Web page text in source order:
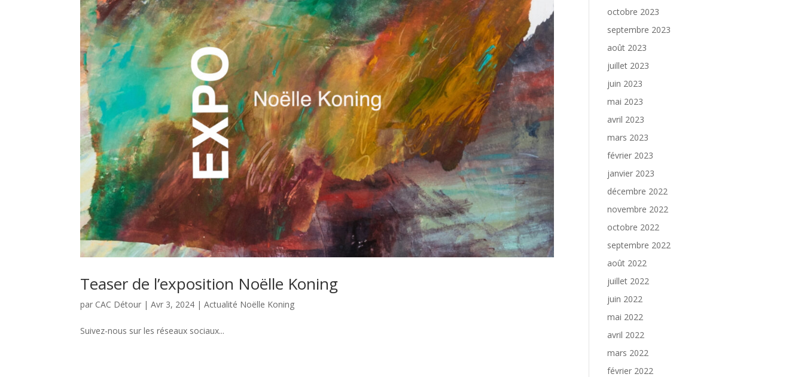
Teaser de l’exposition Noëlle Koning
par CAC Détour |Avr 3, 2024 |Actualité Noëlle Koning
Suivez-nous sur les réseaux sociaux...
octobre 2023
septembre 2023
août 2023
juillet 2023
juin 2023
mai 2023
avril 2023
mars 2023
février 2023
janvier 2023
décembre 2022
novembre 2022
octobre 2022
septembre 2022
août 2022
juillet 2022
juin 2022
mai 2022
avril 2022
mars 2022
février 2022